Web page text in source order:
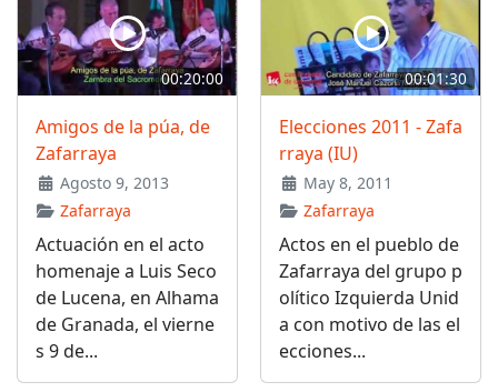
00:20:00
Amigos de la púa, de
Zafarraya
Agosto 9, 2013
Zafarraya
Actuación en el acto
homenaje a Luis Seco
de Lucena, en Alhama
de Granada, el vierne
s 9 de...
00:01:30
Elecciones 2011 - Zafa
rraya (IU)
May 8, 2011
Zafarraya
Actos en el pueblo de
Zafarraya del grupo p
olítico Izquierda Unid
a con motivo de las el
ecciones...